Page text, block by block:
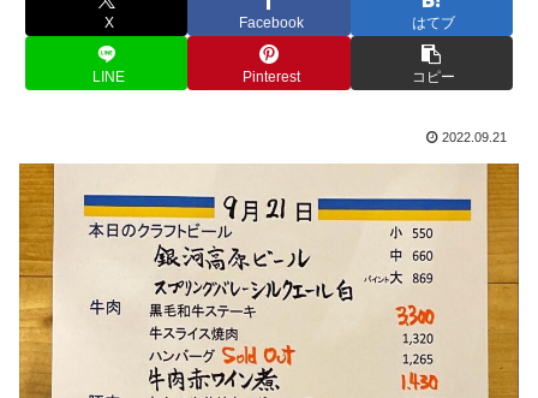
X Facebook はてブ
LINE Pinterest コピー
2022.09.21